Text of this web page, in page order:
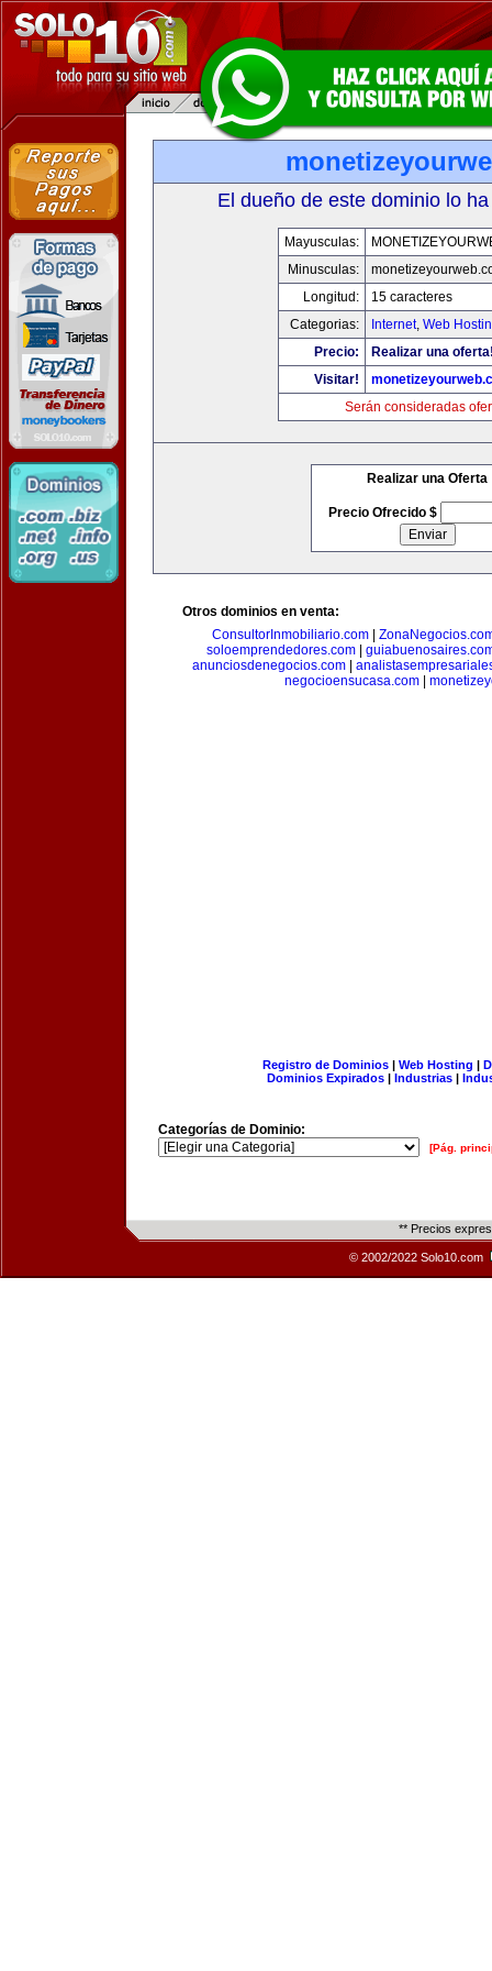
El dueño de este dominio lo
Mayusculas:
Minusculas:
Longitud:
15 caracteres
Categorias:
Internet, Web
Precio:
Realizar una
Visitar!
Serán consideradas
Realizar una Oferta
Precio Ofrecido $
Otros dominios en venta:
ConsultorInmobiliario.com|
soloemprendedores.com|
anunciosdenegocios.com|
negocioensucasa.com|
Registro de Dominios| Web Hosting |
Dominios Expirados | Industrias |
Categorías de Dominio:
[Pág.
** Precios
© 2002/2022 Solo10.com